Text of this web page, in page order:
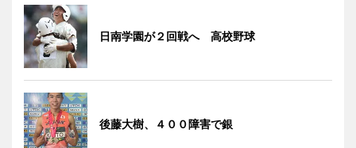
日南学園が２回戦へ 高校野球
後藤大樹、４００障害で銀